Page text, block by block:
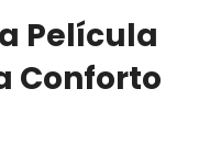
Película
Conforto